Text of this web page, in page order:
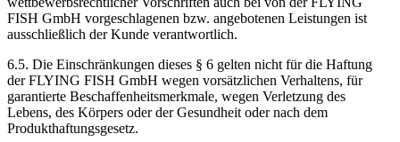
FISH GmbH vorgeschlagenen bzw. angebotenen Leistungen ist
ausschließlich der Kunde verantwortlich.
6.5. Die Einschränkungen dieses § 6 gelten nicht für die Haftung
der FLYING FISH GmbH wegen vorsätzlichen Verhaltens, für
garantierte Beschaffenheitsmerkmale, wegen Verletzung des
Lebens, des Körpers oder der Gesundheit oder nach dem
Produkthaftungsgesetz.